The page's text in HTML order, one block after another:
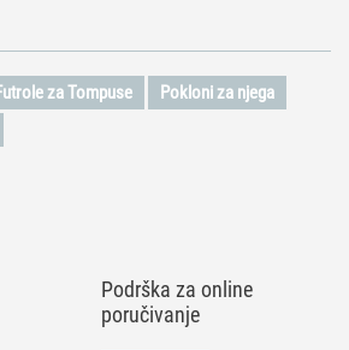
za Tompuse
Pokloni za njega
Podrška za online
poručivanje